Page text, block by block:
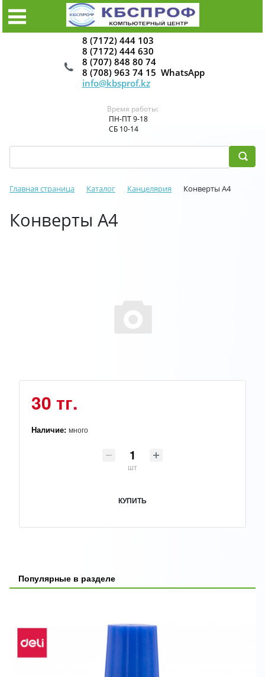
8 (7172) 444 103
8 (7172) 444 630
8 (707) 848 80 74
8 (708) 963 74 15 WhatsApp
info@kbsprof.kz
Время работы:
ПН-ПТ 9-18
СБ 10-14
Главная страница Каталог Канцелярия Конверты А4
Конверты А4
30 тг.
Наличие: много
шт
КУПИТЬ
Популярные в разделе